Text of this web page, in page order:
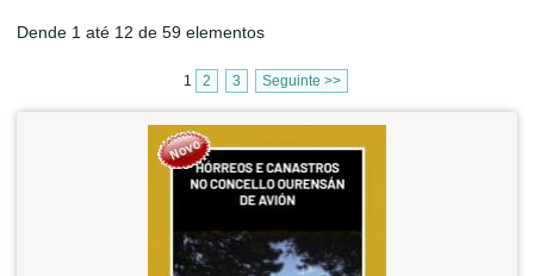
Dende 1 até 12 de 59 elementos
1 2 3 Seguinte >>